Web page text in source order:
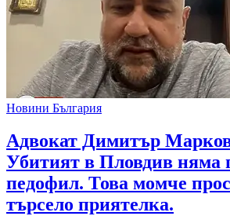
Новини България
Адвокат Димитър
Убитият в Пловдив няма
педофил. Това момче
търсело приятелка.